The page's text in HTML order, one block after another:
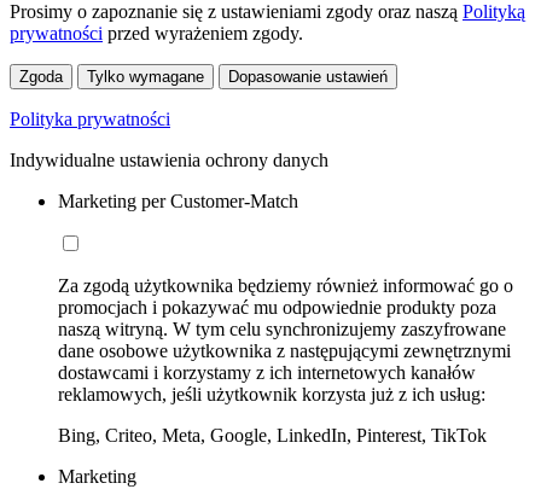
Prosimy o zapoznanie się z ustawieniami zgody oraz naszą Polityką
prywatności przed wyrażeniem zgody.
Zgoda Tylko wymagane Dopasowanie ustawień
Polityka prywatności
Indywidualne ustawienia ochrony danych
Marketing per Customer-Match
Za zgodą użytkownika będziemy również informować go o
promocjach i pokazywać mu odpowiednie produkty poza
naszą witryną. W tym celu synchronizujemy zaszyfrowane
dane osobowe użytkownika z następującymi zewnętrznymi
dostawcami i korzystamy z ich internetowych kanałów
reklamowych, jeśli użytkownik korzysta już z ich usług:
Bing, Criteo, Meta, Google, LinkedIn, Pinterest, TikTok
Marketing